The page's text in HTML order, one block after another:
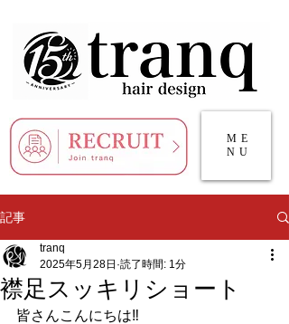
ME
NU
記事
襟足スッキリショート
tranq
2025年5月28日 読了時間: 1分
皆さんこんにちは‼️